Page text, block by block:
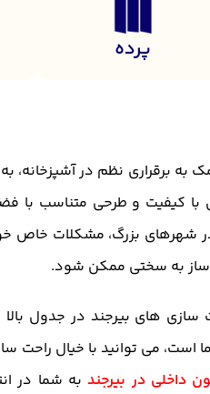
پرده
به برقراری نظم در آشپزخانه،
کیفیت و طرحی متناسب با
شهرهای بزرگ، مشکلات خاص
ساز به سختی ممکن شود.
سازی های بیرجند در جدول
می توانید با خیال راحت
داخلی در بیرجند به شما در